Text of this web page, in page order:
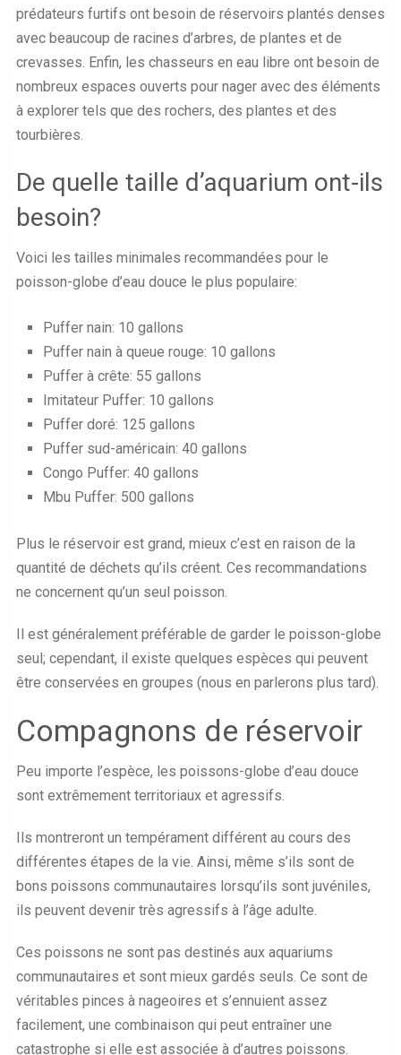
prédateurs furtifs ont besoin de réservoirs plantés denses
avec beaucoup de racines d’arbres, de plantes et de
crevasses. Enfin, les chasseurs en eau libre ont besoin de
nombreux espaces ouverts pour nager avec des éléments
à explorer tels que des rochers, des plantes et des
tourbières.
De quelle taille d’aquarium ont-ils
besoin?
Voici les tailles minimales recommandées pour le
poisson-globe d’eau douce le plus populaire:
Puffer nain: 10 gallons
Puffer nain à queue rouge: 10 gallons
Puffer à crête: 55 gallons
Imitateur Puffer: 10 gallons
Puffer doré: 125 gallons
Puffer sud-américain: 40 gallons
Congo Puffer: 40 gallons
Mbu Puffer: 500 gallons
Plus le réservoir est grand, mieux c’est en raison de la
quantité de déchets qu’ils créent. Ces recommandations
ne concernent qu’un seul poisson.
Il est généralement préférable de garder le poisson-globe
seul; cependant, il existe quelques espèces qui peuvent
être conservées en groupes (nous en parlerons plus tard).
Compagnons de réservoir
Peu importe l’espèce, les poissons-globe d’eau douce
sont extrêmement territoriaux et agressifs.
Ils montreront un tempérament différent au cours des
différentes étapes de la vie. Ainsi, même s’ils sont de
bons poissons communautaires lorsqu’ils sont juvéniles,
ils peuvent devenir très agressifs à l’âge adulte.
Ces poissons ne sont pas destinés aux aquariums
communautaires et sont mieux gardés seuls. Ce sont de
véritables pinces à nageoires et s’ennuient assez
facilement, une combinaison qui peut entraîner une
catastrophe si elle est associée à d’autres poissons.